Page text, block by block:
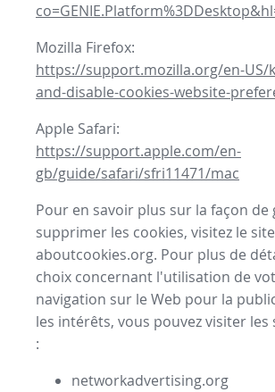
Mozilla Firefox:
https://support.mozilla.org/en-US/
and-disable-cookies-website-
Apple Safari:
https://support.apple.com/en-
gb/guide/safari/sfri11471/mac
Pour en savoir plus sur la façon de
supprimer les cookies, visitez le site
aboutcookies.org. Pour plus de
choix concernant l'utilisation de
navigation sur le Web pour la
les intérêts, vous pouvez visiter les
:
networkadvertising.org